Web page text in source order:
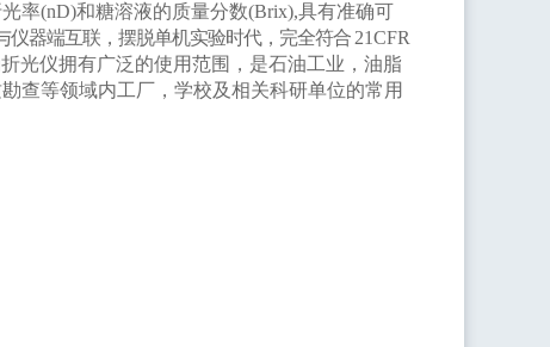
率(nD)和糖溶液的质量分数(Brix),具有准确可
仪器端互联，摆脱单机实验时代，完全符合 21CFR
光仪拥有广泛的使用范围，是石油工业，油脂
查等领域内工厂，学校及相关科研单位的常用